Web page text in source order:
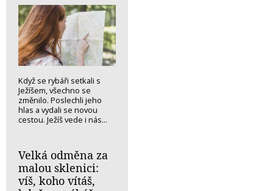
Když se rybáři setkali s
Ježíšem, všechno se
změnilo. Poslechli jeho
hlas a vydali se novou
cestou. Ježíš vede i nás...
Velká odměna za
malou sklenici:
víš, koho vítáš,